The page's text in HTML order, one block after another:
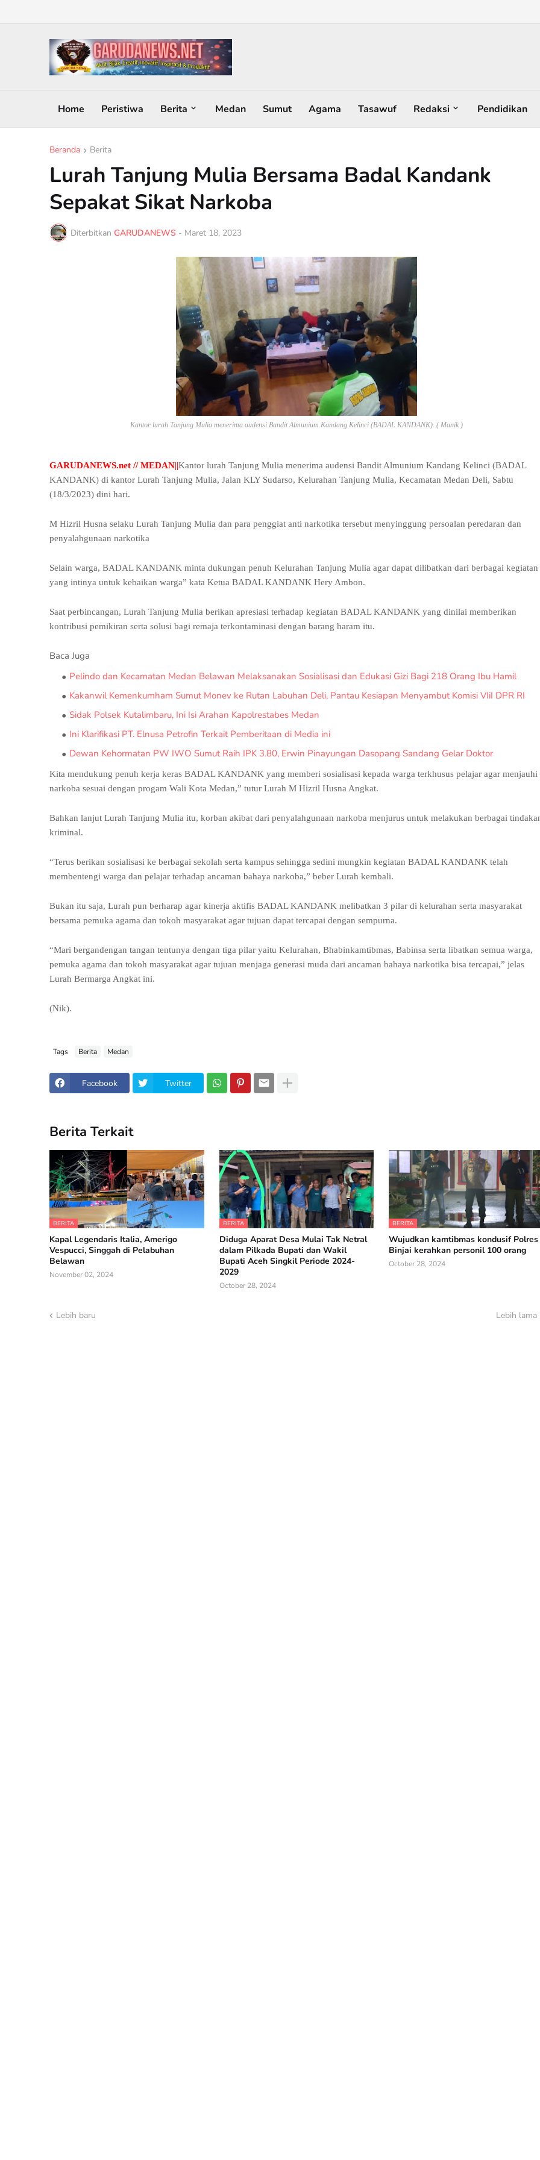
Home Peristiwa Berita Medan Sumut Agama Tasawuf Redaksi Pendidikan
Beranda Berita
Lurah Tanjung Mulia Bersama Badal Kandank
Sepakat Sikat Narkoba
Diterbitkan GARUDANEWS - Maret 18, 2023
Kantor lurah Tanjung Mulia menerima audensi Bandit Almunium Kandang Kelinci (BADAL KANDANK). ( Manik )
GARUDANEWS.net // MEDAN||Kantor lurah Tanjung Mulia menerima audensi Bandit Almunium Kandang Kelinci (BADAL
KANDANK) di kantor Lurah Tanjung Mulia, Jalan KLY Sudarso, Kelurahan Tanjung Mulia, Kecamatan Medan Deli, Sabtu
(18/3/2023) dini hari.
M Hizril Husna selaku Lurah Tanjung Mulia dan para penggiat anti narkotika tersebut menyinggung persoalan peredaran dan
penyalahgunaan narkotika
Selain warga, BADAL KANDANK minta dukungan penuh Kelurahan Tanjung Mulia agar dapat dilibatkan dari berbagai kegiatan
yang intinya untuk kebaikan warga” kata Ketua BADAL KANDANK Hery Ambon.
Saat perbincangan, Lurah Tanjung Mulia berikan apresiasi terhadap kegiatan BADAL KANDANK yang dinilai memberikan
kontribusi pemikiran serta solusi bagi remaja terkontaminasi dengan barang haram itu.
Baca Juga
Pelindo dan Kecamatan Medan Belawan Melaksanakan Sosialisasi dan Edukasi Gizi Bagi 218 Orang Ibu Hamil
Kakanwil Kemenkumham Sumut Monev ke Rutan Labuhan Deli, Pantau Kesiapan Menyambut Komisi VIiI DPR RI
Sidak Polsek Kutalimbaru, Ini Isi Arahan Kapolrestabes Medan
Ini Klarifikasi PT. Elnusa Petrofin Terkait Pemberitaan di Media ini
Dewan Kehormatan PW IWO Sumut Raih IPK 3.80, Erwin Pinayungan Dasopang Sandang Gelar Doktor
Kita mendukung penuh kerja keras BADAL KANDANK yang memberi sosialisasi kepada warga terkhusus pelajar agar menjauhi
narkoba sesuai dengan progam Wali Kota Medan,” tutur Lurah M Hizril Husna Angkat.
Bahkan lanjut Lurah Tanjung Mulia itu, korban akibat dari penyalahgunaan narkoba menjurus untuk melakukan berbagai
kriminal.
“Terus berikan sosialisasi ke berbagai sekolah serta kampus sehingga sedini mungkin kegiatan BADAL KANDANK telah
membentengi warga dan pelajar terhadap ancaman bahaya narkoba,” beber Lurah kembali.
Bukan itu saja, Lurah pun berharap agar kinerja aktifis BADAL KANDANK melibatkan 3 pilar di kelurahan serta masyarakat
bersama pemuka agama dan tokoh masyarakat agar tujuan dapat tercapai dengan sempurna.
“Mari bergandengan tangan tentunya dengan tiga pilar yaitu Kelurahan, Bhabinkamtibmas, Babinsa serta libatkan semua warga,
pemuka agama dan tokoh masyarakat agar tujuan menjaga generasi muda dari ancaman bahaya narkotika bisa tercapai,” jelas
Lurah Bermarga Angkat ini.
(Nik).
Tags Berita Medan
Facebook Twitter
Berita Terkait
BERITA
Kapal Legendaris Italia, Amerigo
Vespucci, Singgah di Pelabuhan
Belawan
November 02, 2024
BERITA
Diduga Aparat Desa Mulai Tak Netral
dalam Pilkada Bupati dan Wakil
Bupati Aceh Singkil Periode 2024-
2029
October 28, 2024
BERITA
Wujudkan kamtibmas kondusif Polres
Binjai kerahkan personil 100 orang
October 28, 2024
Lebih baru Lebih lama